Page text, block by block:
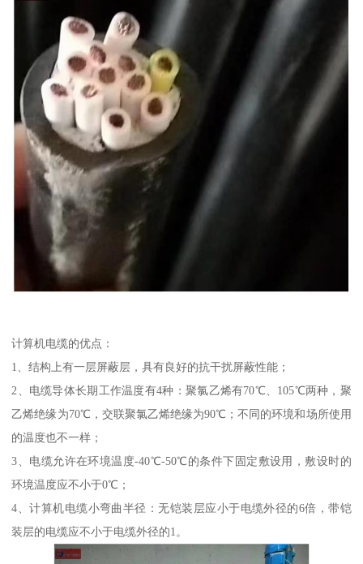
计算机电缆的优点：
1、结构上有一层屏蔽层，具有良好的抗干扰屏蔽性能；
2、电缆导体长期工作温度有4种：聚氯乙烯有70℃、105℃两种，聚
乙烯绝缘为70℃，交联聚氯乙烯绝缘为90℃；不同的环境和场所使用
的温度也不一样；
3、电缆允许在环境温度-40℃-50℃的条件下固定敷设用，敷设时的
环境温度应不小于0℃；
4、计算机电缆小弯曲半径：无铠装层应小于电缆外径的6倍，带铠
装层的电缆应不小于电缆外径的1。